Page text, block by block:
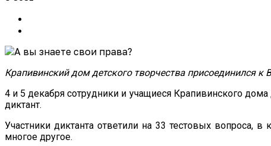
Крапивинский дом детского творчества присоединился
4 и 5 декабря сотрудники и учащиеся Крапивинского
диктант.
Участники диктанта ответили на 33 тестовых
многое другое.